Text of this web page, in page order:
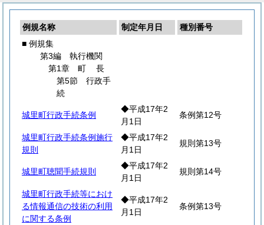
例規名称 制定年月日
種別番号
■ 例規集
第3編 執行機関
第1章 町長
第5節 行政手
続
城里町行政手続条例
◆平成17年2
月1日
条例第12号
城里町行政手続条例施行
規則
◆平成17年2
月1日
規則第13号
城里町聴聞手続規則
◆平成17年2
月1日
規則第14号
城里町行政手続等におけ
る情報通信の技術の利用
に関する条例
◆平成17年2
月1日
条例第13号